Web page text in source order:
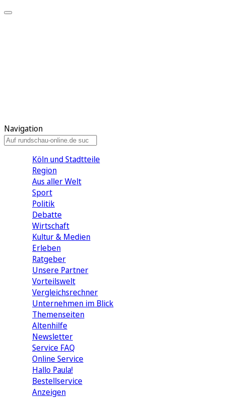
Navigation
Köln und Stadtteile
Region
Aus aller Welt
Sport
Politik
Debatte
Wirtschaft
Kultur & Medien
Erleben
Ratgeber
Unsere Partner
Vorteilswelt
Vergleichsrechner
Unternehmen im Blick
Themenseiten
Altenhilfe
Newsletter
Service FAQ
Online Service
Hallo Paula!
Bestellservice
Anzeigen